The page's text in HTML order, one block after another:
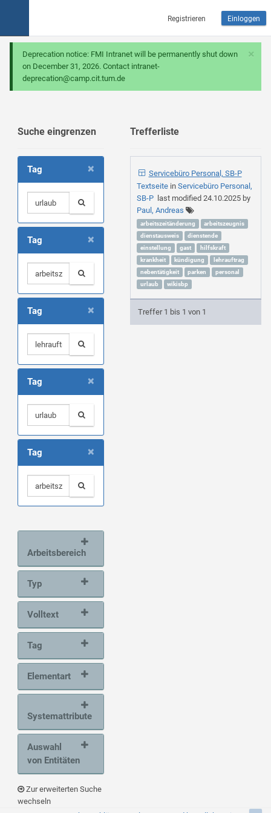
Registrieren Einloggen
×
Deprecation notice: FMI Intranet will be permanently shut down
on December 31, 2026. Contact intranet-
deprecation@camp.cit.tum.de
Suche eingrenzen
×
Tag
×
Tag
×
Tag
×
Tag
×
Tag
Arbeitsbereich
Typ
Volltext
Tag
Elementart
Systemattribute
Auswahl
von Entitäten
Zur erweiterten Suche
wechseln
Trefferliste
Servicebüro Personal, SB-P
Textseite in Servicebüro Personal,
SB-Plast modified 24.10.2025by
Paul, Andreas
arbeitszeitänderung
arbeitszeugnis
dienstausweis
dienstende
einstellung
gast
hilfskraft
krankheit
kündigung
lehrauftrag
nebentätigkeit
parken
personal
urlaub
wikisbp
Treffer 1 bis 1 von 1